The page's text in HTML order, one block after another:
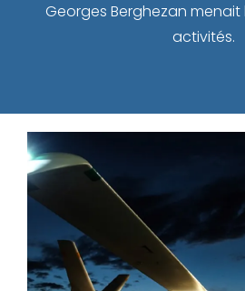
Georges Berghezan
activités.